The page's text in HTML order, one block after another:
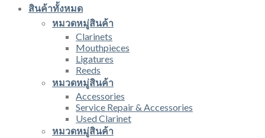
สินค้าทั้งหมด
หมวดหมู่สินค้า
Clarinets
Mouthpieces
Ligatures
Reeds
หมวดหมู่สินค้า
Accessories
Service Repair & Accessories
Used Clarinet
หมวดหมู่สินค้า